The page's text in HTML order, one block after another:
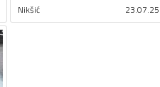
Nikšić 23.07.25